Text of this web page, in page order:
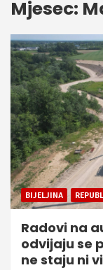
Mjesec:
BIJELJINA
Radovi na
odvijaju se
ne staju ni